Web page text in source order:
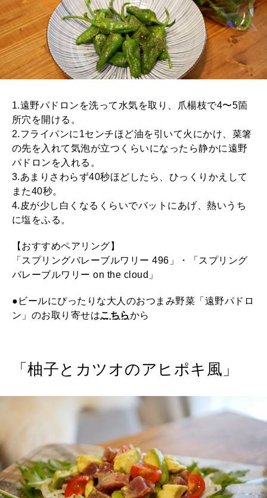
1.遠野パドロンを洗って水気を取り、爪楊枝で4〜5箇
所穴を開ける。
2.フライパンに1センチほど油を引いて火にかけ、菜箸
の先を入れて気泡が立つくらいになったら静かに遠野
パドロンを入れる。
3.あまりさわらず40秒ほどしたら、ひっくりかえして
また40秒。
4.皮が少し白くなるくらいでバットにあげ、熱いうち
に塩をふる。
【おすすめペアリング】
「スプリングバレーブルワリー 496」・「スプリング
バレーブルワリー on the cloud」
●ビールにぴったりな大人のおつまみ野菜「遠野パドロ
ン」のお取り寄せはこちらから
「柚子とカツオのアヒポキ風」